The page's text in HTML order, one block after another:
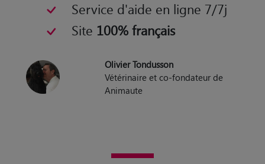
Service d'aide en ligne 7/7j
Site 100% français
Olivier Tondusson
Vétérinaire et co-fondateur de
Animaute